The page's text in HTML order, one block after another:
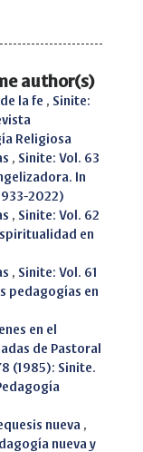
author(s)
la fe , Sinite:
Religiosa
, Sinite: Vol. 63
In
2022)
, Sinite: Vol. 62
en
, Sinite: Vol. 61
pedagogías en
en el
de Pastoral
(1985): Sinite.
nueva ,
nueva y